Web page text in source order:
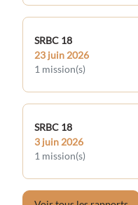
SRBC 18
23 juin 2026
1 mission(s)
SRBC 18
3 juin 2026
1 mission(s)